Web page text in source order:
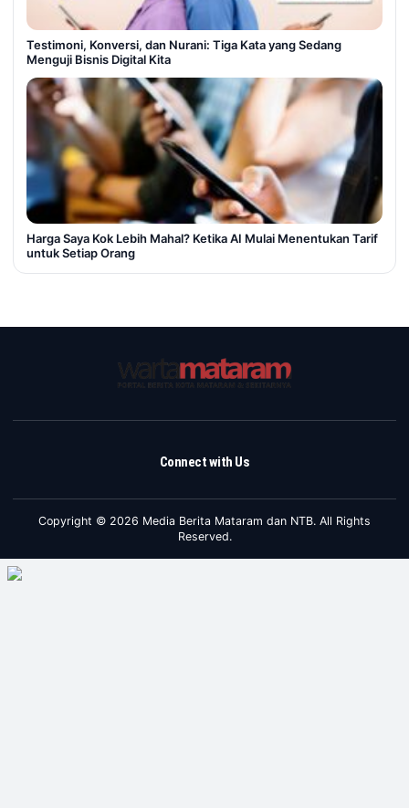
Testimoni, Konversi, dan Nurani: Tiga Kata yang Sedang
Menguji Bisnis Digital Kita
Harga Saya Kok Lebih Mahal? Ketika AI Mulai Menentukan Tarif
untuk Setiap Orang
Connect with Us
Copyright © 2026 Media Berita Mataram dan NTB. All Rights
Reserved.